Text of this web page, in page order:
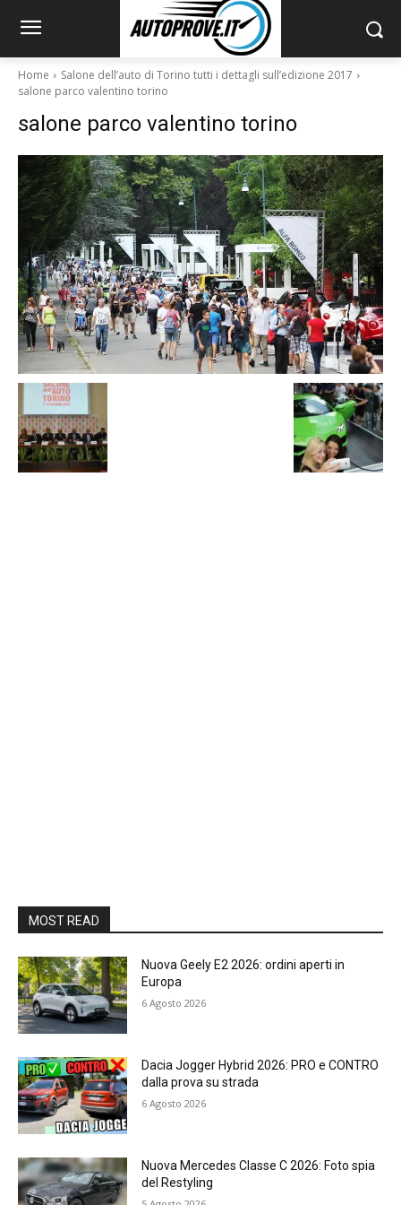
Home
Salone dell’auto di Torino tutti i dettagli sull’edizione 2017
salone parco valentino torino
salone parco valentino torino
MOST READ
Nuova Geely E2 2026: ordini aperti in
Europa
6 Agosto 2026
Dacia Jogger Hybrid 2026: PRO e CONTRO
dalla prova su strada
6 Agosto 2026
Nuova Mercedes Classe C 2026: Foto spia
del Restyling